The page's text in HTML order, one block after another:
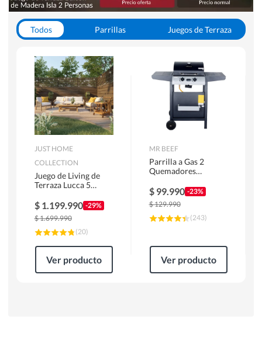
Todos Parrillas
Juegos de Terraza
JUST HOME
COLLECTION
Juego de Living de
Terraza Lucca 5
$ 1.199.990 -29%
$1.699.990
(20)
Ver producto
MR BEEF
Parrilla a Gas 2
Quemadores
$ 99.990 -23%
$129.990
(243)
Ver producto